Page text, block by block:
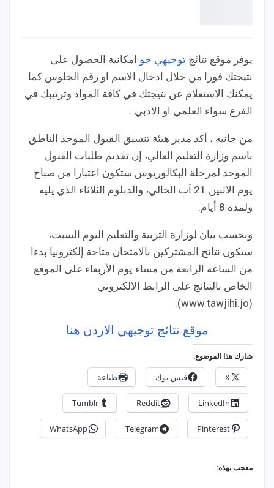
يوفر موقع نتائج توجيهي جو امكانية الحصول على
نتيجتك فورا من خلال ادخال الاسم او رقم الجلوس كما
يمكنك الاستعلام عن نتيجتك في كافة المواد وترتيبك في
الفرع سواء العلمي او الادبي .
من جانبه ، أكد مدير هيئة تنسيق القبول الموحد الناطق
باسم وزارة التعليم العالي، إن تقديم طلبات القبول
الموحد لمرحلة البكالوريوس ستكون اعتبارا من صباح
يوم الاثنين 21 آب الحالي، والدبلوم الثلاثاء الذي يليه
ولمدة 8 أيام.
وبحسب بيان لوزارة التربية والتعليم اليوم السبت،
ستكون نتائج المشتركين بالامتحان متاحة إلكترونيا بدءا
من الساعة الرابعة من مساء يوم الأربعاء على الموقع
الخاص بالنتائج على الرابط الالكتروني
(www.tawjihi.jo).
موقع نتائج توجيهي الاردن هنا
شارك هذا الموضوع:
X فيس بوك طباعة
LinkedIn
Reddit
Tumblr
Pinterest
Telegram
WhatsApp
معجب بهذه: